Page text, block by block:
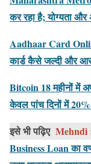
कर रहा है; योग्यता और
Aadhaar Card
कार्ड कैसे जल्दी और
Bitcoin 18 महीनों में
केवल पांच दिनों में
इसे भी पढ़िए Mehndi :
Business Loan का